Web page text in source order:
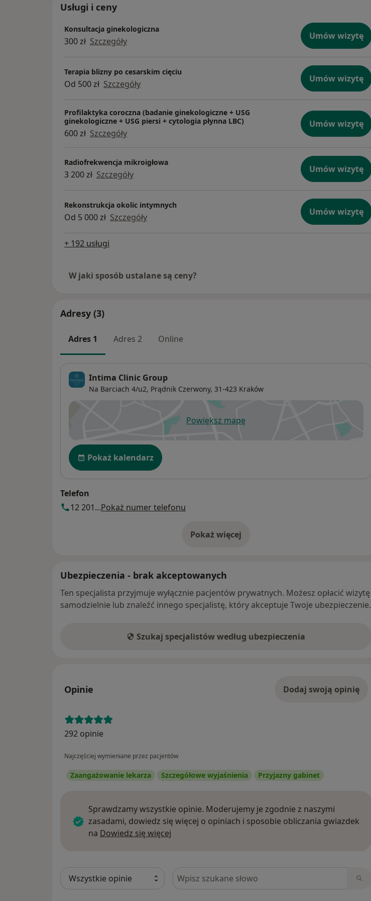
| Endokrynologia I Flebologia | Diabetologia |
Medycyna estetyczna | Fizjoterapia
uroginekologiczna
Usługi i ceny
Konsultacja ginekologiczna
300 zł Szczegóły Umów wizytę
Terapia blizny po cesarskim cięciu
Od 500 zł Szczegóły Umów wizytę
Profilaktyka coroczna (badanie ginekologiczne + USG
ginekologiczne + USG piersi + cytologia płynna LBC)
600 zł Szczegóły
Umów wizytę
Radiofrekwencja mikroigłowa
3 200 zł Szczegóły Umów wizytę
Rekonstrukcja okolic intymnych
Od 5 000 zł Szczegóły Umów wizytę
+ 192 usługi
W jaki sposób ustalane są ceny?
Adresy (3)
Adres 1 Adres 2 Online
Intima Clinic Group
Na Barciach 4/u2, Prądnik Czerwony, 31-423 Kraków
Powiększ mapęotwiera się w nowej karcie
Dostępność
Pokaż kalendarz
Telefon
12 201...Pokaż numer telefonu
Pokaż więcej
o adresie
Ubezpieczenia - brak akceptowanych
Ten specjalista przyjmuje wyłącznie pacjentów prywatnych. Możesz opłacić wizytę
samodzielnie lub znaleźć innego specjalistę, który akceptuje Twoje ubezpieczenie.
Szukaj specjalistów według ubezpieczenia
Opinie Dodaj swoją opinię
292 opinie
Najczęściej wymieniane przez pacjentów
Zaangażowanie lekarza Szczegółowe wyjaśnienia Przyjazny gabinet
Sprawdzamy wszystkie opinie. Moderujemy je zgodnie z naszymi
zasadami, dowiedz się więcej o opiniach i sposobie obliczania gwiazdek
na Dowiedz się więcej
Szukaj w opiniach